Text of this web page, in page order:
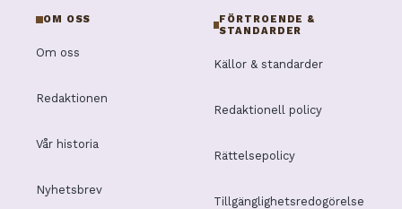
OM OSS
Om oss
Redaktionen
Vår historia
Nyhetsbrev
FÖRTROENDE &
STANDARDER
Källor & standarder
Redaktionell policy
Rättelsepolicy
Tillgänglighetsredogörelse